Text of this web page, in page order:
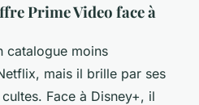
Prime Video face à
catalogue moins
mais il brille par ses
Face à Disney+, il